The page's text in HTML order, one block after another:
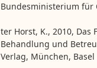
Bundesministerium für
ter Horst, K., 2010, Das
Behandlung und
Verlag, München, Basel